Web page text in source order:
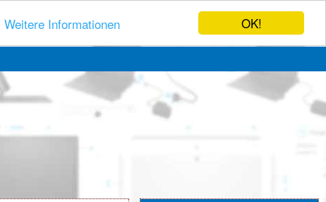
OK!
Weitere Informationen